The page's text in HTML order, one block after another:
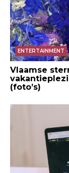
ENTERTAINMENT
Vlaamse
(foto’s)